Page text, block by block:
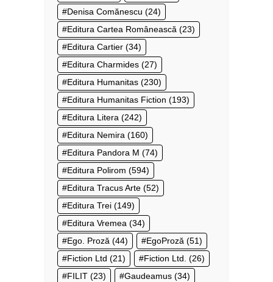
Denisa Comănescu (24)
Editura Cartea Românească (23)
Editura Cartier (34)
Editura Charmides (27)
Editura Humanitas (230)
Editura Humanitas Fiction (193)
Editura Litera (242)
Editura Nemira (160)
Editura Pandora M (74)
Editura Polirom (594)
Editura Tracus Arte (52)
Editura Trei (149)
Editura Vremea (34)
Ego. Proză (44) EgoProză (51)
Fiction Ltd (21) Fiction Ltd. (26)
FILIT (23) Gaudeamus (34)